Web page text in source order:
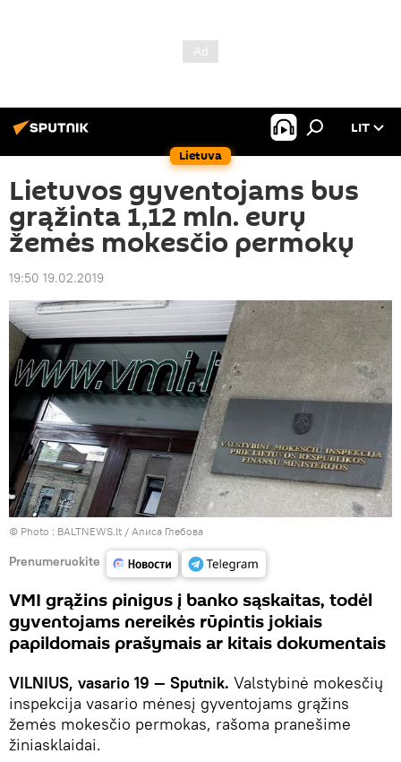
Lietuva
LIT
Lietuvos gyventojams bus
grąžinta 1,12 mln. eurų
žemės mokesčio permokų
19:50 19.02.2019
© Photo : BALTNEWS.lt / Алиса Глебова
Prenumeruokite
VMI grąžins pinigus į banko sąskaitas, todėl
gyventojams nereikės rūpintis jokiais
papildomais prašymais ar kitais dokumentais
VILNIUS, vasario 19 — Sputnik. Valstybinė mokesčių
inspekcija vasario mėnesį gyventojams grąžins
žemės mokesčio permokas, rašoma pranešime
žiniasklaidai.